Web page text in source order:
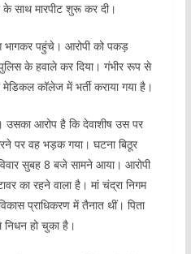
के साथ मारपीट शुरू कर दी।
पहुंचे। आरोपी को पकड़
के हवाले कर दिया। गंभीर रूप से
कॉलेज में भर्ती कराया गया है।
उसका आरोप है कि देवाशीष उस पर
पर वह भड़क गया। घटना बिठूर
सुबह 8 बजे सामने आया। आरोपी
का रहने वाला है। मां चंद्रा निगम
प्राधिकरण में तैनात थीं। पिता
हो चुका है।